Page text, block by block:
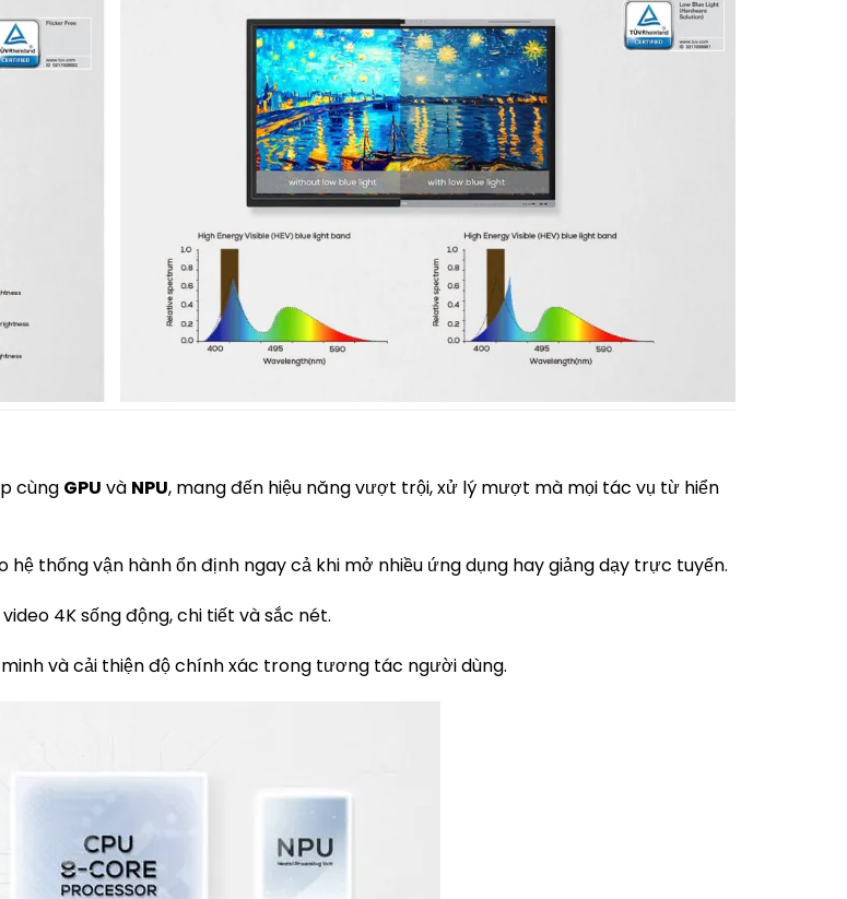
cùng GPU và NPU, mang đến hiệu năng vượt trội, xử lý mượt mà mọi tác vụ từ hiển
thống vận hành ổn định ngay cả khi mở nhiều ứng dụng hay giảng dạy trực tuyến.
4K sống động, chi tiết và sắc nét.
và cải thiện độ chính xác trong tương tác người dùng.